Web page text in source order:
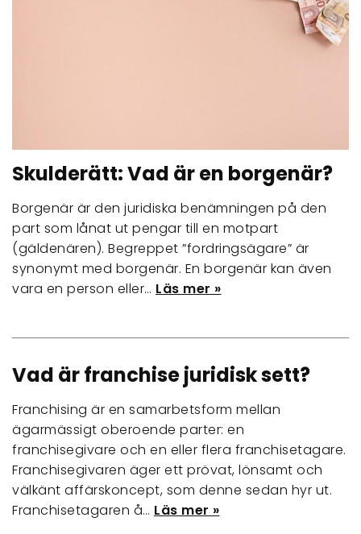
Skulderätt: Vad är en borgenär?
Borgenär är den juridiska benämningen på den
part som lånat ut pengar till en motpart
(gäldenären). Begreppet ”fordringsägare” är
synonymt med borgenär. En borgenär kan även
vara en person eller… Läs mer »
Vad är franchise juridisk sett?
Franchising är en samarbetsform mellan
ägarmässigt oberoende parter: en
franchisegivare och en eller flera franchisetagare.
Franchisegivaren äger ett prövat, lönsamt och
välkänt affärskoncept, som denne sedan hyr ut.
Franchisetagaren å… Läs mer »